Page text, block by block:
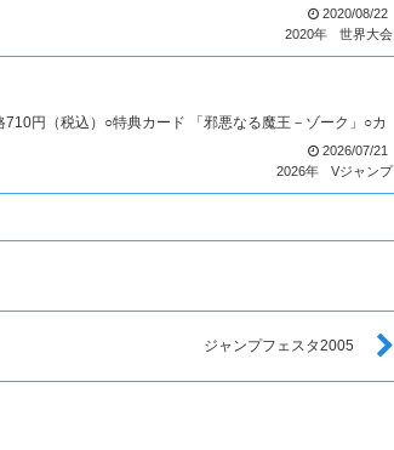
2020/08/22
2020年
世界大会
円（税込）○特典カード 「邪悪なる魔王－ゾーク」○カ
2026/07/21
2026年
Vジャンプ
ジャンプフェスタ2005